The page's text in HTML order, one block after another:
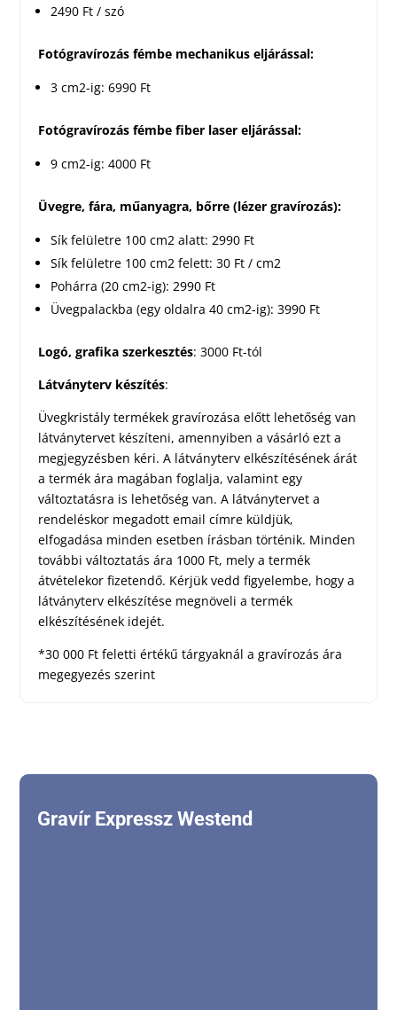
2490 Ft / szó
Fotógravírozás fémbe mechanikus eljárással:
3 cm2-ig: 6990 Ft
Fotógravírozás fémbe fiber laser eljárással:
9 cm2-ig: 4000 Ft
Üvegre, fára, műanyagra, bőrre (lézer gravírozás):
Sík felületre 100 cm2 alatt: 2990 Ft
Sík felületre 100 cm2 felett: 30 Ft / cm2
Pohárra (20 cm2-ig): 2990 Ft
Üvegpalackba (egy oldalra 40 cm2-ig): 3990 Ft
Logó, grafika szerkesztés: 3000 Ft-tól
Látványterv készítés:
Üvegkristály termékek gravírozása előtt lehetőség van
látványtervet készíteni, amennyiben a vásárló ezt a
megjegyzésben kéri. A látványterv elkészítésének árát
a termék ára magában foglalja, valamint egy
változtatásra is lehetőség van. A látványtervet a
rendeléskor megadott email címre küldjük,
elfogadása minden esetben írásban történik. Minden
további változtatás ára 1000 Ft, mely a termék
átvételekor fizetendő. Kérjük vedd figyelembe, hogy a
látványterv elkészítése megnöveli a termék
elkészítésének idejét.
*30 000 Ft feletti értékű tárgyaknál a gravírozás ára
megegyezés szerint
Gravír Expressz Westend